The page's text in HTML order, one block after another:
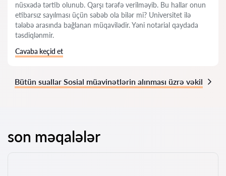
nüsxədə tərtib olunub. Qarşı tərəfə verilməyib. Bu hallar onun
etibarsız sayılması üçün səbəb ola bilər mi? Universitet ilə
tələbə arasında bağlanan müqavilədir. Yəni notarial qaydada
təsdiqlənmir.
Cavaba keçid et
Bütün suallar Sosial müavinətlərin alınması üzrə vəkil
son məqalələr